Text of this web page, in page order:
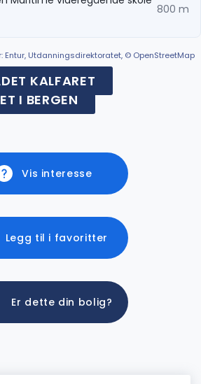
800 m
Entur, Utdanningsdirektoratet, © OpenStreetMap
KALFARET
I BERGEN
Vis interesse
Legg til i favoritter
Er dette din bolig?